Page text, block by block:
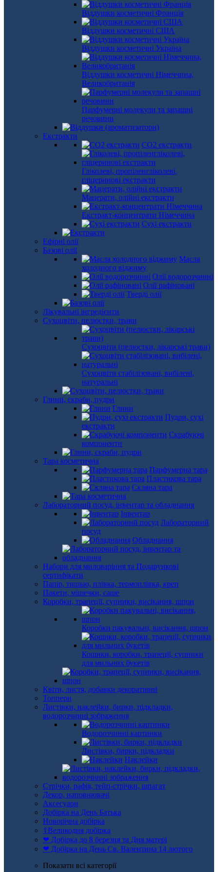
Віддушки косметичні Франція
Віддушки косметичні США
Віддушки косметичні Україна
Віддушки косметичні Німеччина,
Великобританія
Парфумерні молекули та запашні
речовини
Екстракти
СО2 екстракти
Гліколеві, пропіленгліколеві,
гліцеринові екстракти
Мацерати, олійні екстракти
Екстракт-концентрати Німеччина
Сухі екстракти
Ефірні олії
Базові олії
Масла
холодного віджиму
Олії водорозчинні
Олії рафіновані
Тверді олії
Лікувальні інгредієнти
Сухоцвіти, пелюстки, трави
Сухоцвіти (пелюстки, лікарські трави)
Сухоцвіти стабілізовані, вибілені,
натуральні
Глини, скраби, пудри
Глини
Пудри, сухі
екстракти
Скрабуючі
компоненти
Тара косметична
Парфумерна тара
Пластикова тара
Скляна тара
Лабораторний посуд, інвентар та обладнання
Інвентар
Лабораторний
посуд
Обладнання
Набори для миловаріння та Подарункові
сертифікати
Папір, тишью, плівка, термоплівка, креп
Пакети, мішечки, саше
Коробки, трапеції, супники, висікання, шпон
Коробки пакувальні, висікання, шпон
Кошики, коробки, трапеції, супники
для мильних букетів
Квіти, листя, добавки декоративні
Топпери
Листівки, наклейки, бирки, підкладки,
водорозчинні зображення
Водорозчинні картинки
Листівки, бирки, підкладки
Наклейки
Стрічки, рафія, тейп-стрічки, шпагат
Декор, наповнювачі
Аксесуари
Добірка на День Батька
Новорічна добірка
☦Великодня добірка
❤ Добірка до 8 березня та Дня матері
❤ Добірка на День Св. Валентина 14 лютого
Показати всі категорії